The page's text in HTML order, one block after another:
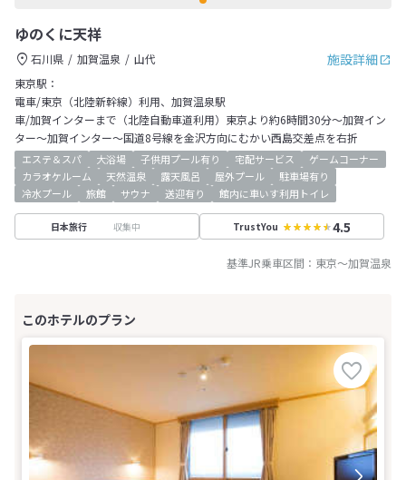
ゆのくに天祥
施設詳細
石川県 加賀温泉
山代
東京駅：
電車/東京（北陸新幹線）利用、加賀温泉駅
車/加賀インターまで（北陸自動車道利用）東京より約6時間30分～加賀イン
ター～加賀インター～国道8号線を金沢方向にむかい西島交差点を右折
エステ＆スパ 大浴場 子供用プール有り 宅配サービス
ゲームコーナー
カラオケルーム
天然温泉 露天風呂 屋外プール
駐車場有り
冷水プール
旅館 サウナ 送迎有り 館内に車いす利用トイレ
日本旅行 収集中 TrustYou 4.5
基準JR乗車区間： 東京～加賀温泉